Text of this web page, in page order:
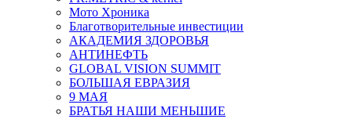
Мото Хроника
Благотворительные инвестиции
АКАДЕМИЯ ЗДОРОВЬЯ
АНТИНЕФТЬ
GLOBAL VISION SUMMIT
БОЛЬШАЯ ЕВРАЗИЯ
9 МАЯ
БРАТЬЯ НАШИ МЕНЬШИЕ